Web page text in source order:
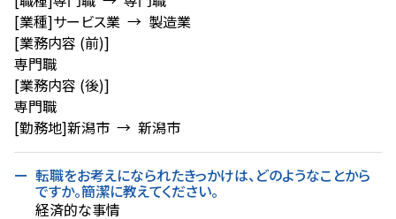
[業種]サービス業 → 製造業
[業務内容 (前)]
専門職
[業務内容 (後)]
専門職
[勤務地]新潟市 → 新潟市
転職をお考えになられたきっかけは、どのようなことから
ですか。簡潔に教えてください。
経済的な事情